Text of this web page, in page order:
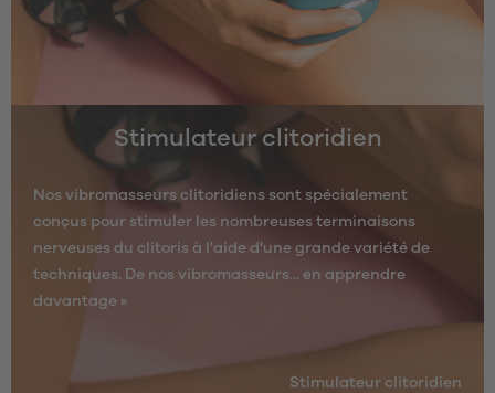
Stimulateur clitoridien
Nos vibromasseurs clitoridiens sont spécialement
conçus pour stimuler les nombreuses terminaisons
nerveuses du clitoris à l'aide d'une grande variété de
techniques. De nos vibromasseurs... en apprendre
davantage »
Stimulateur clitoridien